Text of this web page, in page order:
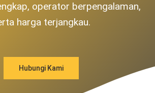
operator berpengalaman,
harga terjangkau.
Hubungi Kami